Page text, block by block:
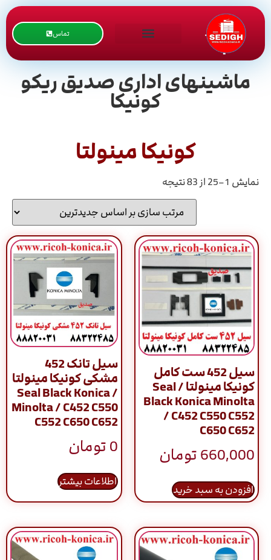
تماس
ماشینهای اداری صدیق ریکو
کونیکا
کونیکا مینولتا
نمایش 1–25 از 83 نتیجه
سیل 452 ست کامل
کونیکا مینولتا / Seal
Black Konica Minolta
/ C452 C550 C552
C650 C652
660,000تومان
افزودن به سبد خرید
سیل تانک 452
مشکی کونیکا مینولتا
/ Seal Black Konica
Minolta / C452 C550
C552 C650 C652
0تومان
اطلاعات بیشتر